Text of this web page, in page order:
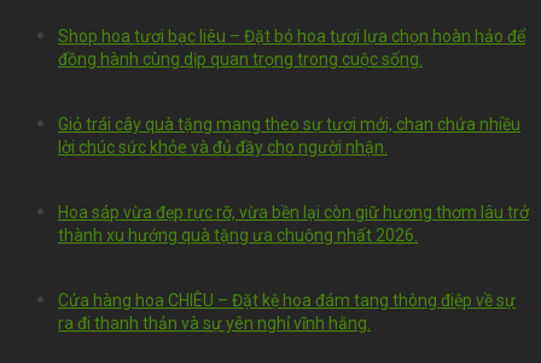
Shop hoa tươi bạc liêu – Đặt bó hoa tươi lựa chọn hoàn hảo để
đồng hành cùng dịp quan trọng trong cuộc sống.
Giỏ trái cây quà tặng mang theo sự tươi mới, chan chứa nhiều
lời chúc sức khỏe và đủ đầy cho người nhận.
Hoa sáp vừa đẹp rực rỡ, vừa bền lại còn giữ hương thơm lâu trở
thành xu hướng quà tặng ưa chuộng nhất 2026.
Cửa hàng hoa CHIÊU – Đặt kệ hoa đám tang thông điệp về sự
ra đi thanh thản và sự yên nghỉ vĩnh hằng.